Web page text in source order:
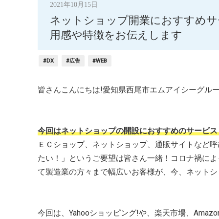
2021年10月15日
ネットショップ開業におすすめ
用感や特徴をお伝えします
#DX #広告 #WEB
皆さんこんにちは!愛知県西尾市エムアイシーグル
今回はネットショップの開設におすすめのサービ
ＥＣショップ、ネットショップ、通販サイトなど
たい！」というご要望は皆さん一緒！コロナ禍に
て製造業の方々まで幅広いお客様が、今、ネット
今回は、Yahooショッピング!や、楽天市場、